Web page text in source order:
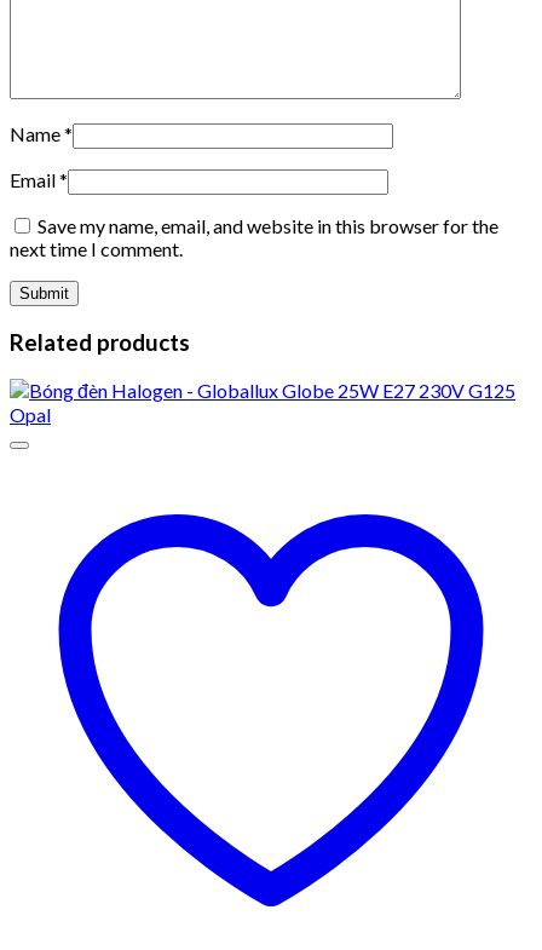
Name*
Email*
Save my name, email, and website in this browser for the
next time I comment.
Related products